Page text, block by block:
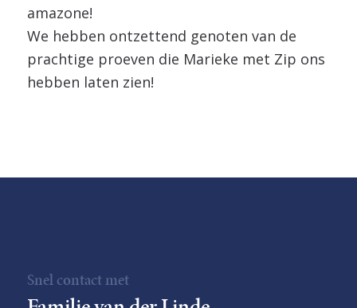
amazone!
We hebben ontzettend genoten van de
prachtige proeven die Marieke met Zip ons
hebben laten zien!
Snel contact met